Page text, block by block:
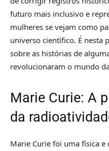
futuro mais inclusivo e
mulheres se vejam como
universo científico. É nesta
sobre as histórias de
revolucionaram o mundo
Marie Curie: A
da
Marie Curie foi uma física